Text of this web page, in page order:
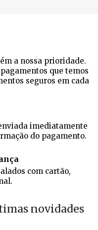
a nossa prioridade.
que temos
seguros em cada
imediatamente
do pagamento.
com cartão,
novidades